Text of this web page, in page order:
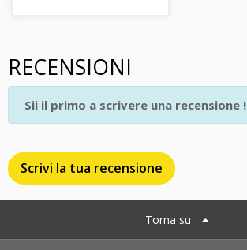
RECENSIONI
Scrivi la tua recensione
Sii il primo a scrivere una recensione !
Torna su